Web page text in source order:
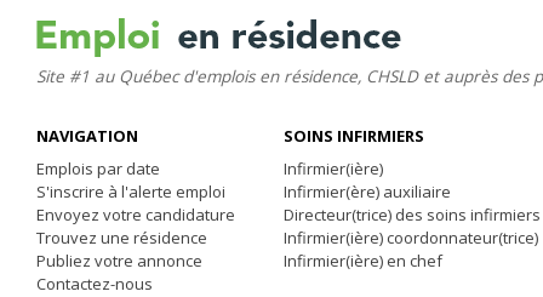
Site #1 au Québec d'emplois en résidence, CHSLD et auprès des
NAVIGATION
Emplois par date
S'inscrire à l'alerte emploi
Envoyez votre candidature
Trouvez une résidence
Publiez votre annonce
Contactez-nous
SOINS INFIRMIERS
Infirmier(ière)
Infirmier(ère) auxiliaire
Directeur(trice) des soins infirmiers
Infirmier(ière) coordonnateur(trice)
Infirmier(ière) en chef